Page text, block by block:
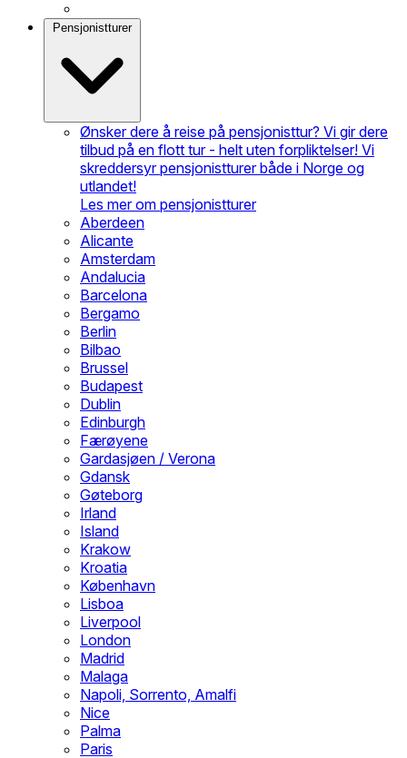
Pensjonistturer
Ønsker dere å reise på pensjonisttur? Vi gir dere
tilbud på en flott tur - helt uten forpliktelser! Vi
skreddersyr pensjonistturer både i Norge og
utlandet!
Les mer om pensjonistturer
Aberdeen
Alicante
Amsterdam
Andalucia
Barcelona
Bergamo
Berlin
Bilbao
Brussel
Budapest
Dublin
Edinburgh
Færøyene
Gardasjøen / Verona
Gdansk
Gøteborg
Irland
Island
Krakow
Kroatia
København
Lisboa
Liverpool
London
Madrid
Malaga
Napoli, Sorrento, Amalfi
Nice
Palma
Paris